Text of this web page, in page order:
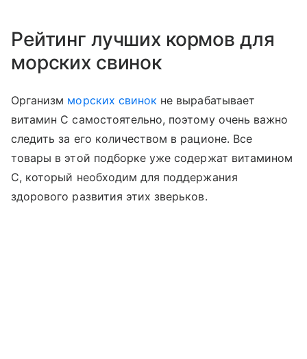
Рейтинг лучших кормов для
морских свинок
Организм морских свинок не вырабатывает
витамин С самостоятельно, поэтому очень важно
следить за его количеством в рационе. Все
товары в этой подборке уже содержат витамином
С, который необходим для поддержания
здорового развития этих зверьков.